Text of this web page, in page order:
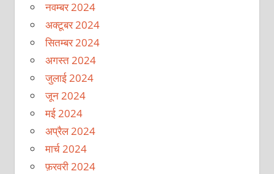
नवम्बर 2024
अक्टूबर 2024
सितम्बर 2024
अगस्त 2024
जुलाई 2024
जून 2024
मई 2024
अप्रैल 2024
मार्च 2024
फ़रवरी 2024